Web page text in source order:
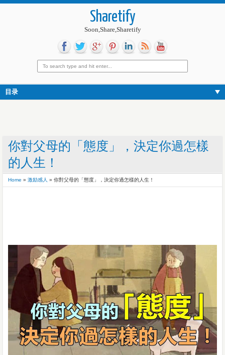
Sharetify
Soon,Share,Sharetify
目录
你對父母的「態度」，決定你過怎樣
的人生！
Home » 激励感人 » 你對父母的「態度」，決定你過怎樣的人生！